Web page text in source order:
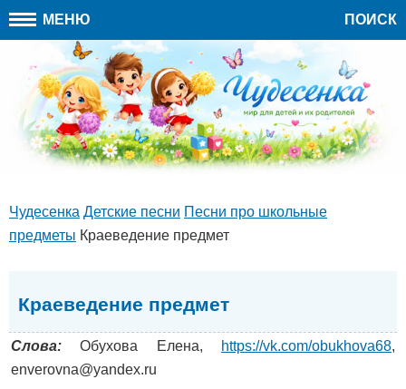
МЕНЮ ПОИСК
Чудесенка Детские песни Песни про школьные
предметы Краеведение предмет
Краеведение предмет
Слова: Обухова Елена, https://vk.com/obukhova68,
enverovna@yandex.ru